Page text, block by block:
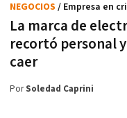
La marca de
recortó personal
caer
NEGOCIOS / Empresa en
PorSoledad Caprini